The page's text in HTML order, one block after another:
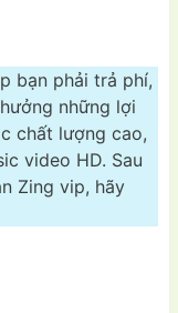
bạn phải trả phí,
những lợi
chất lượng cao,
video HD. Sau
Zing vip, hãy